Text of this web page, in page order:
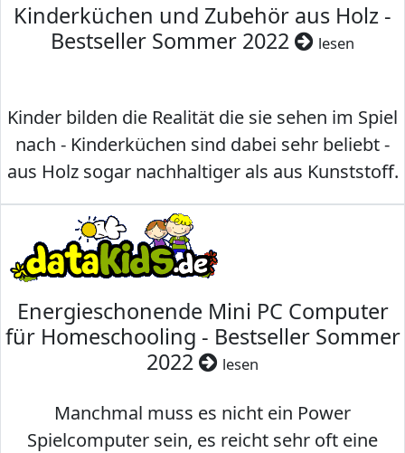
Kinderküchen und Zubehör aus Holz -
Bestseller Sommer 2022
lesen
Kinder bilden die Realität die sie sehen im Spiel
nach - Kinderküchen sind dabei sehr beliebt -
aus Holz sogar nachhaltiger als aus Kunststoff.
Energieschonende Mini PC Computer
für Homeschooling - Bestseller Sommer
2022
lesen
Manchmal muss es nicht ein Power
Spielcomputer sein, es reicht sehr oft eine